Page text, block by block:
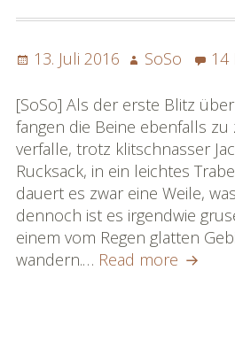
Posted
13. Juli 2016 Author
SoSo 14
[SoSo] Als der erste Blitz
fangen die Beine ebenfalls
verfalle, trotz klitschnasser
Rucksack, in ein leichtes
dauert es zwar eine Weile,
dennoch ist es irgendwie
einem vom Regen glatten
wandern.… Read more Von